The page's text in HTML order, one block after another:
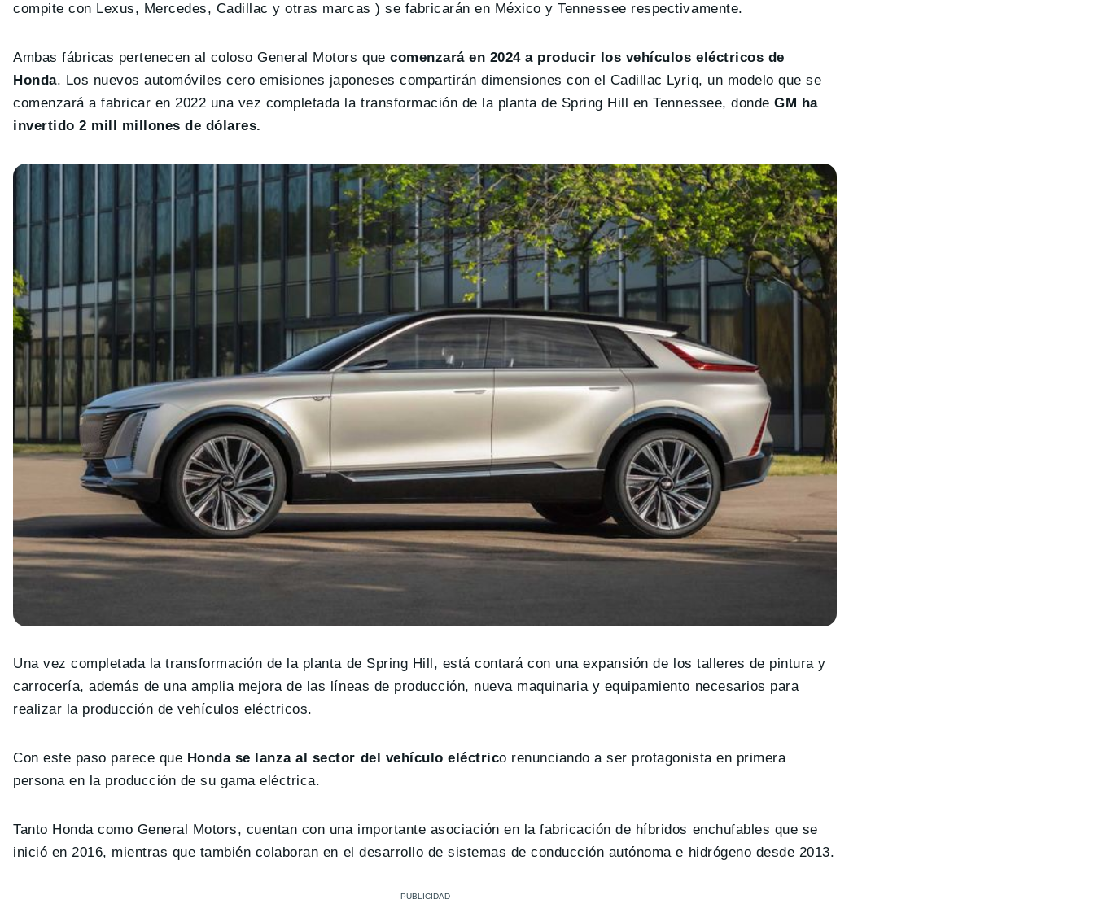
compite con Lexus, Mercedes, Cadillac y otras marcas ) se fabricarán en México y Tennessee respectivamente.
Ambas fábricas pertenecen al coloso General Motors quecomenzará en 2024 a producir los vehículos eléctricos de
Honda. Los nuevos automóviles cero emisiones japoneses compartirán dimensiones con el Cadillac Lyriq, un modelo que se
comenzará a fabricar en 2022 una vez completada la transformación de la planta de Spring Hill en Tennessee, dondeGM ha
invertido 2 mill millones de dólares.
Una vez completada la transformación de la planta de Spring Hill, está contará con una expansión de los talleres de pintura y
carrocería, además de una amplia mejora de las líneas de producción, nueva maquinaria y equipamiento necesarios para
realizar la producción de vehículos eléctricos.
Con este paso parece que Honda se lanza al sector del vehículo eléctrico renunciando a ser protagonista en primera
persona en la producción de su gama eléctrica.
Tanto Honda como General Motors, cuentan con una importante asociación en la fabricación de híbridos enchufables que se
inició en 2016, mientras que también colaboran en el desarrollo de sistemas de conducción autónoma e hidrógeno desde 2013.